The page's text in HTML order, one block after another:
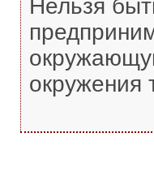
Нельзя
окружения